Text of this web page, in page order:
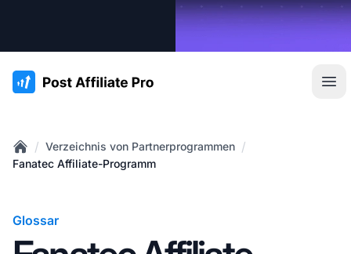
:site.title
Home
/ Verzeichnis von Partnerprogrammen /
Fanatec Affiliate-Programm
Glossar